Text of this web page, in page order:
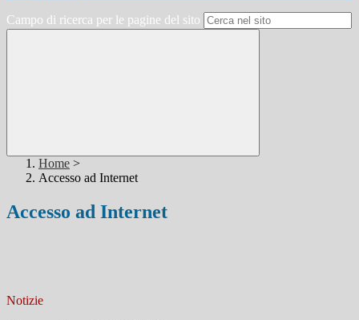
Campo di ricerca per le pagine del sito
Home >
Accesso ad Internet
Accesso ad Internet
Notizie